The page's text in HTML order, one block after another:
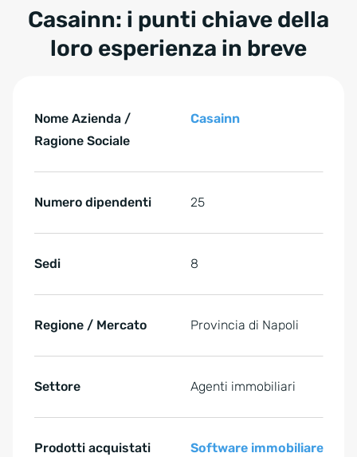
Casainn: i punti chiave della
loro esperienza in breve
Nome Azienda /
Ragione Sociale
Casainn
Numero dipendenti 25
Sedi 8
Regione / Mercato Provincia di Napoli
Settore Agenti immobiliari
Prodotti acquistati Software immobiliare